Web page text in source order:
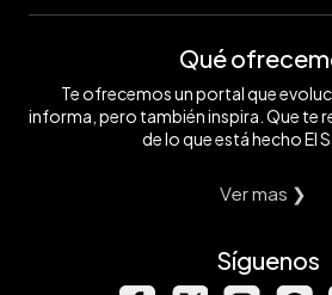
Qué
Te ofrecemos un portal que
informa, pero también inspira. Que te
de lo que está hecho El
Ver mas ❯
Síguenos